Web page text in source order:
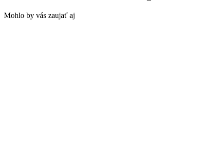
Mohlo by vás zaujať aj